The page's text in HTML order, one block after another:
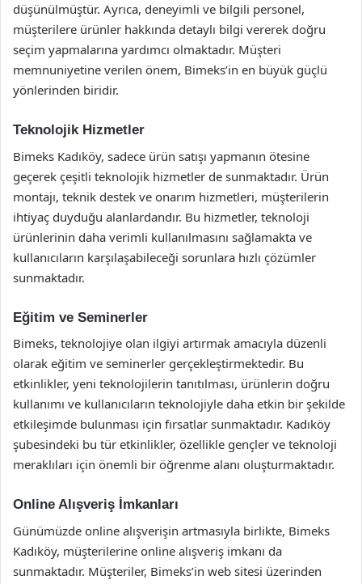
düşünülmüştür. Ayrıca, deneyimli ve bilgili personel,
müşterilere ürünler hakkında detaylı bilgi vererek doğru
seçim yapmalarına yardımcı olmaktadır. Müşteri
memnuniyetine verilen önem, Bimeks’in en büyük güçlü
yönlerinden biridir.
Teknolojik Hizmetler
Bimeks Kadıköy, sadece ürün satışı yapmanın ötesine
geçerek çeşitli teknolojik hizmetler de sunmaktadır. Ürün
montajı, teknik destek ve onarım hizmetleri, müşterilerin
ihtiyaç duyduğu alanlardandır. Bu hizmetler, teknoloji
ürünlerinin daha verimli kullanılmasını sağlamakta ve
kullanıcıların karşılaşabileceği sorunlara hızlı çözümler
sunmaktadır.
Eğitim ve Seminerler
Bimeks, teknolojiye olan ilgiyi artırmak amacıyla düzenli
olarak eğitim ve seminerler gerçekleştirmektedir. Bu
etkinlikler, yeni teknolojilerin tanıtılması, ürünlerin doğru
kullanımı ve kullanıcıların teknolojiyle daha etkin bir şekilde
etkileşimde bulunması için fırsatlar sunmaktadır. Kadıköy
şubesindeki bu tür etkinlikler, özellikle gençler ve teknoloji
meraklıları için önemli bir öğrenme alanı oluşturmaktadır.
Online Alışveriş İmkanları
Günümüzde online alışverişin artmasıyla birlikte, Bimeks
Kadıköy, müşterilerine online alışveriş imkanı da
sunmaktadır. Müşteriler, Bimeks’in web sitesi üzerinden